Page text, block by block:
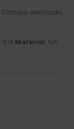
Compra verificada
: 5 /5 Material: 5/5